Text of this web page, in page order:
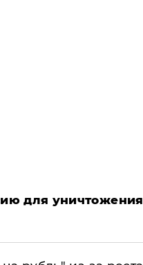
для уничтожения